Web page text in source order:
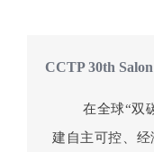
CCTP 30th Salon
在全球“双
建自主可控、